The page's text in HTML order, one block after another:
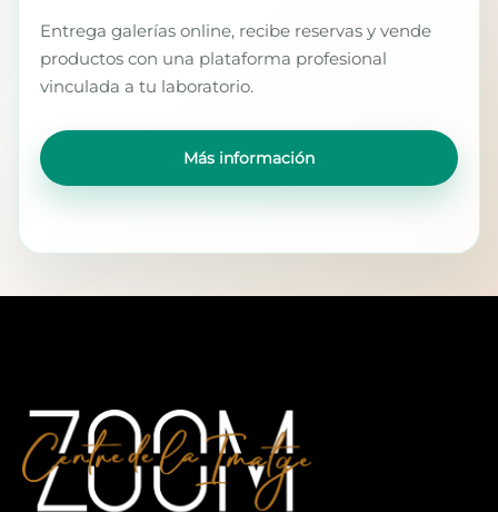
Entrega galerías online, recibe reservas y vende
productos con una plataforma profesional
vinculada a tu laboratorio.
Más información